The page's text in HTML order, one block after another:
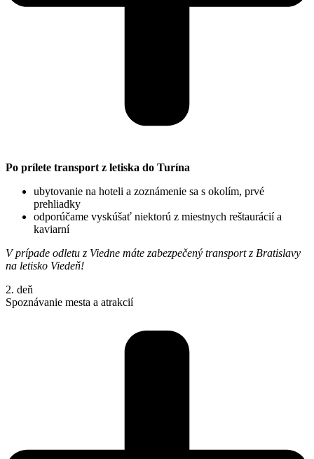
Po prílete transport z letiska do Turína
ubytovanie na hoteli a zoznámenie sa s okolím, prvé
prehliadky
odporúčame vyskúšať niektorú z miestnych reštaurácií a
kaviarní
V prípade odletu z Viedne máte zabezpečený transport z Bratislavy
na letisko Viedeň!
2. deň
Spoznávanie mesta a atrakcií